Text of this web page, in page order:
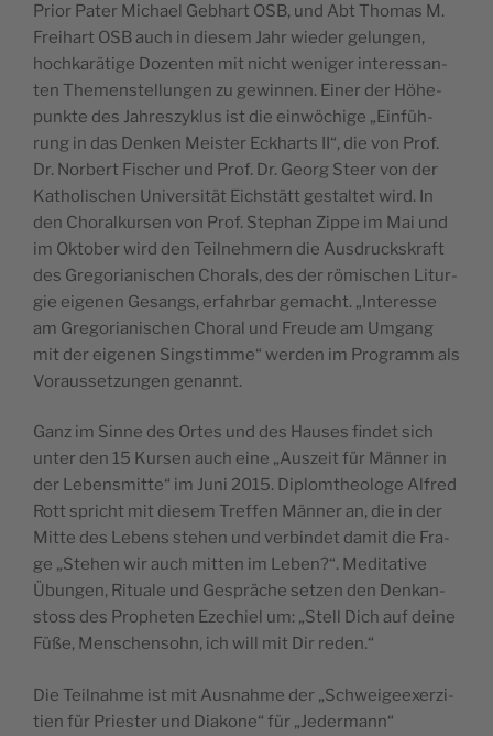
Prior Pater Michael Geb­hart OSB, und Abt Tho­mas M.
Frei­hart OSB auch in die­sem Jahr wie­der gelun­gen,
hoch­ka­rä­ti­ge Dozen­ten mit nicht weni­ger inte­res­san­
ten The­men­stel­lun­gen zu gewin­nen. Einer der Höhe­
punk­te des Jah­reszy­klus ist die ein­wö­chi­ge „Ein­füh­
rung in das Den­ken Mei­ster Eckharts II“, die von Prof.
Dr. Nor­bert Fischer und Prof. Dr. Georg Steer von der
Katho­li­schen Uni­ver­si­tät Eich­stätt gestal­tet wird. In
den Cho­ral­kur­sen von Prof. Ste­phan Zip­pe im Mai und
im Okto­ber wird den Teil­neh­mern die Ausdruck­skraft
des Gre­go­ria­ni­schen Cho­rals, des der römi­schen Litur­
gie eige­nen Gesangs, erfahr­bar gema­cht. „Inte­res­se
am Gre­go­ria­ni­schen Cho­ral und Freu­de am Umgang
mit der eige­nen Sing­stim­me“ wer­den im Pro­gramm als
Voraus­se­tzun­gen genannt.
Ganz im Sin­ne des Ortes und des Hau­ses fin­det sich
unter den 15 Kur­sen auch eine „Auszeit für Män­ner in
der Leben­smit­te“ im Juni 2015. Diplom­theo­lo­ge Alfred
Rott spri­cht mit die­sem Tref­fen Män­ner an, die in der
Mit­te des Lebens ste­hen und ver­bin­det damit die Fra­
ge „Ste­hen wir auch mit­ten im Leben?“. Medi­ta­ti­ve
Übun­gen, Ritua­le und Gesprä­che setzen den Den­kan­
stoss des Pro­phe­ten Eze­chiel um: „Stell Dich auf dei­ne
Füße, Men­schen­sohn, ich will mit Dir reden.“
Die Teil­nah­me ist mit Ausnah­me der „Sch­wei­gee­xer­zi­
tien für Prie­ster und Dia­ko­ne“ für „Jeder­mann“